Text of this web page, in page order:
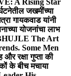
A Rising Star
जखमींच्या
गायकवाड यांनी
योजनांचा लाभ
The Art
Some Men
रक्षा गुप्ता की
के बीच मचाया